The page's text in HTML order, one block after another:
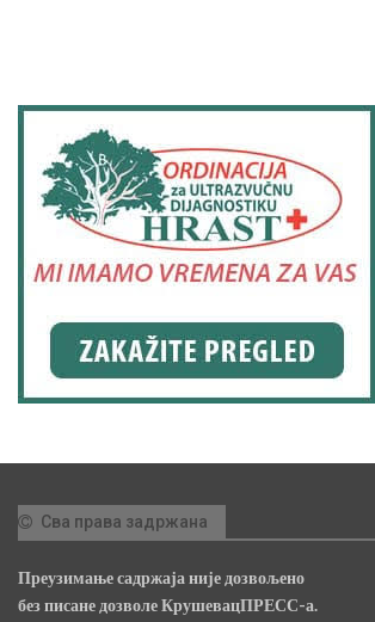
Сва права задржана
Преузимање садржаја није дозвољено
без писане дозволе КрушевацПРЕСС-а.